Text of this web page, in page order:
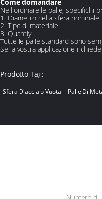
Come domandare
Nell'ordinare le palle, specifichi
1. Diametro della sfera nominale.
2. Tipo di materiale.
3. Quantiy
Tutte le palle standard sono
Se la vostra applicazione
Prodotto Tag:
Sfera D'acciaio Vuota Palle Di